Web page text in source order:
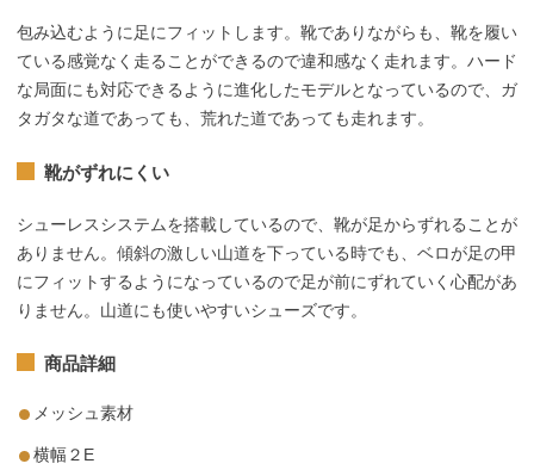
包み込むように足にフィットします。靴でありながらも、靴を履い
ている感覚なく走ることができるので違和感なく走れます。ハード
な局面にも対応できるように進化したモデルとなっているので、ガ
タガタな道であっても、荒れた道であっても走れます。
靴がずれにくい
シューレスシステムを搭載しているので、靴が足からずれることが
ありません。傾斜の激しい山道を下っている時でも、ベロが足の甲
にフィットするようになっているので足が前にずれていく心配があ
りません。山道にも使いやすいシューズです。
商品詳細
メッシュ素材
横幅２E